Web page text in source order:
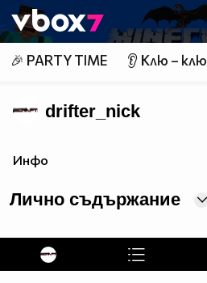
Member of
👾
🎉 PARTY TIME 👂 Клю – клю
drifter_nick
Инфо
Лично съдържание